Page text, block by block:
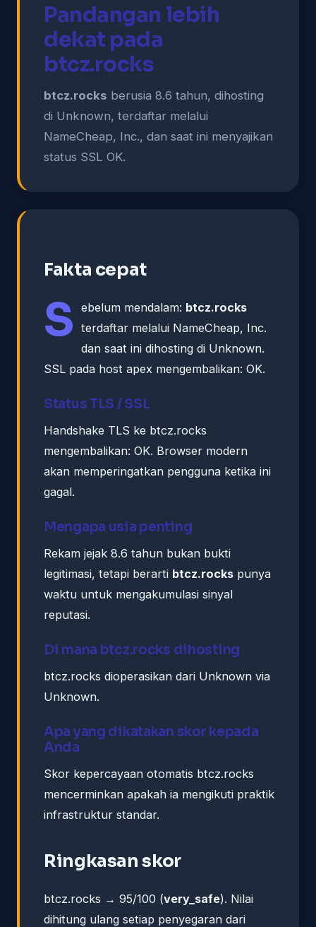
Pandangan lebih
dekat pada
btcz.rocks
btcz.rocks berusia 8.6 tahun, dihosting
di Unknown, terdaftar melalui
NameCheap, Inc., dan saat ini menyajikan
status SSL OK.
Fakta cepat
S ebelum mendalam: btcz.rocks
terdaftar melalui NameCheap, Inc.
dan saat ini dihosting di Unknown.
SSL pada host apex mengembalikan: OK.
Status TLS / SSL
Handshake TLS ke btcz.rocks
mengembalikan: OK. Browser modern
akan memperingatkan pengguna ketika ini
gagal.
Mengapa usia penting
Rekam jejak 8.6 tahun bukan bukti
legitimasi, tetapi berarti btcz.rocks punya
waktu untuk mengakumulasi sinyal
reputasi.
Di mana btcz.rocks dihosting
btcz.rocks dioperasikan dari Unknown via
Unknown.
Apa yang dikatakan skor kepada
Anda
Skor kepercayaan otomatis btcz.rocks
mencerminkan apakah ia mengikuti praktik
infrastruktur standar.
Ringkasan skor
btcz.rocks → 95/100 (very_safe). Nilai
dihitung ulang setiap penyegaran dari